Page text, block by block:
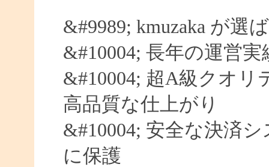
&#9989; kmuzaka が選
&#10004; 長年の運営
&#10004; 超A級クオリ
高品質な仕上がり
&#10004; 安全な決済
に保護